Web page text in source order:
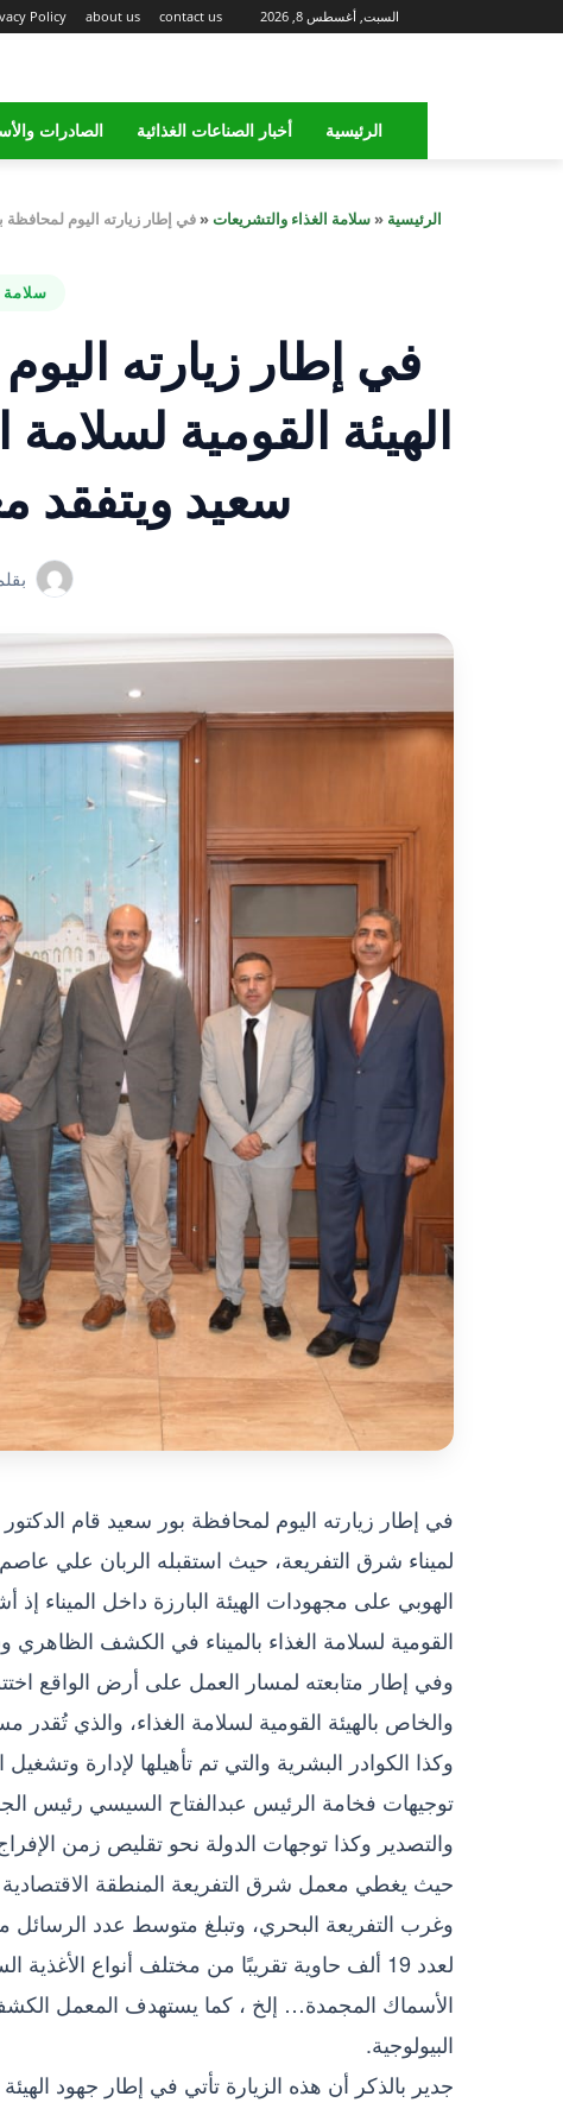
السبت, أغسطس 8, 2026 Policy about us contact us
الرئيسية أخبار الصناعات الغذائية الصادرات
الرئيسية «سلامة الغذاء والتشريعات«في إطار زيارته اليوم لمحافظة
سلامة
في إطار زيارته
الهيئة القومية لسلامة
سعيد ويتفقد
في إطار زيارته اليوم لمحافظة بور سعيد قام الدكتور
لميناء شرق التفريعة، حيث استقبله الربان علي
الهوبي على مجهودات الهيئة البارزة داخل الميناء
القومية لسلامة الغذاء بالميناء في الكشف
وفي إطار متابعته لمسار العمل على أرض الواقع
وكذا الكوادر البشرية والتي تم تأهيلها لإدارة
توجيهات فخامة الرئيس عبدالفتاح السيسي رئيس
والتصدير وكذا توجهات الدولة نحو تقليص زمن
حيث يغطي معمل شرق التفريعة المنطقة
لعدد 19 ألف حاوية تقريبًا من مختلف أنواع
الأسماك المجمدة… إلخ ، كما يستهدف المعمل الكشف
البيولوجية.
جدير بالذكر أن هذه الزيارة تأتي في إطار جهود